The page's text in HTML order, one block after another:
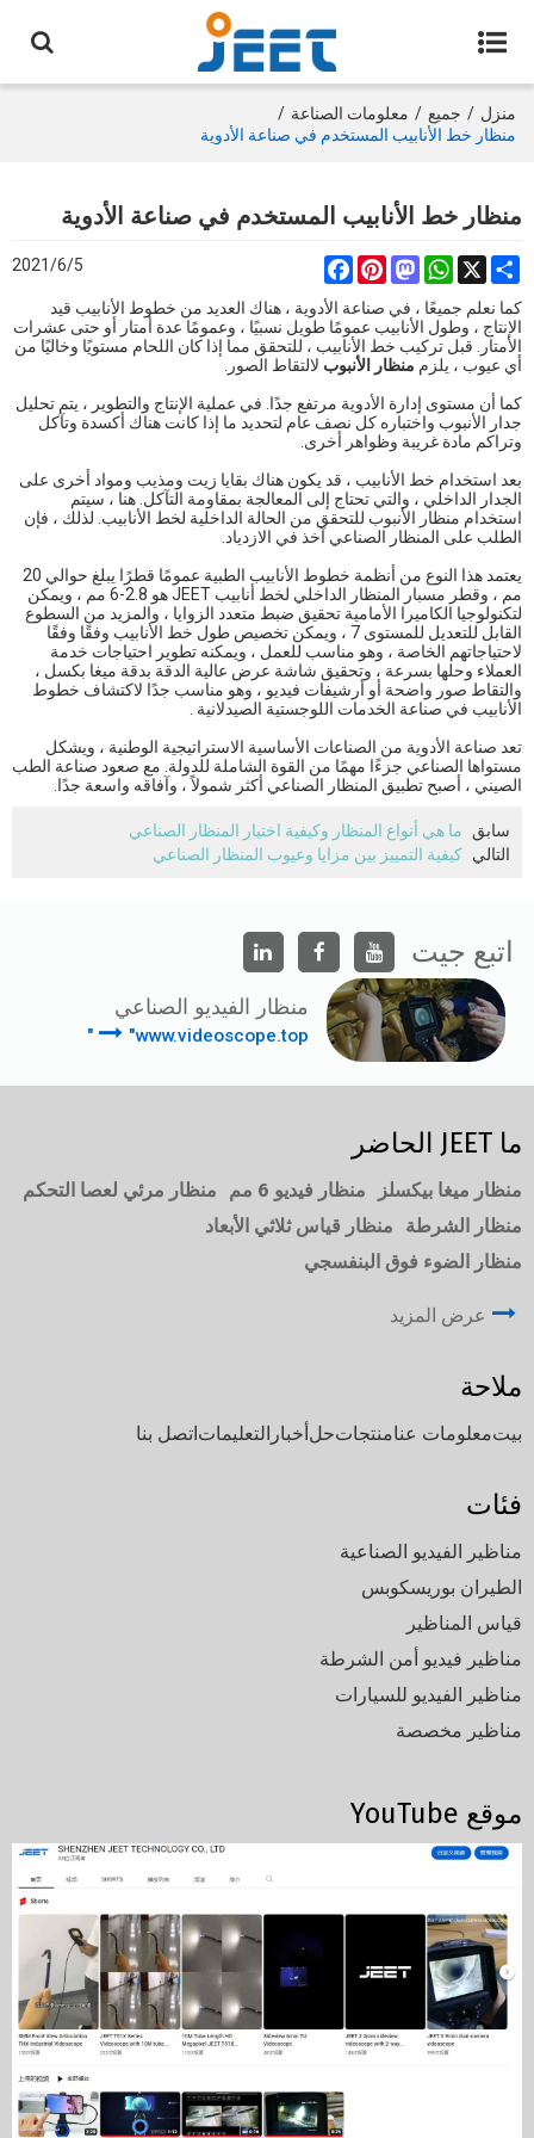
منزل / جميع / معلومات الصناعة /
منظار خط الأنابيب المستخدم في صناعة الأدوية
منظار خط الأنابيب المستخدم في صناعة الأدوية
Share
FacebookPinterest
Mastodon
WhatsApp X
2021/6/5
كما نعلم جميعًا ، في صناعة الأدوية ، هناك العديد من خطوط الأنابيب قيد
الإنتاج ، وطول الأنابيب عمومًا طويل نسبيًا ، وعمومًا عدة أمتار أو حتى عشرات
الأمتار. قبل تركيب خط الأنابيب ، للتحقق مما إذا كان اللحام مستويًا وخاليًا من
أي عيوب ، يلزم منظار الأنبوب لالتقاط الصور.
كما أن مستوى إدارة الأدوية مرتفع جدًا. في عملية الإنتاج والتطوير ، يتم تحليل
جدار الأنبوب واختباره كل نصف عام لتحديد ما إذا كانت هناك أكسدة وتآكل
وتراكم مادة غريبة وظواهر أخرى.
بعد استخدام خط الأنابيب ، قد يكون هناك بقايا زيت ومذيب ومواد أخرى على
الجدار الداخلي ، والتي تحتاج إلى المعالجة بمقاومة التآكل. هنا ، سيتم
استخدام منظار الأنبوب للتحقق من الحالة الداخلية لخط الأنابيب. لذلك ، فإن
الطلب على المنظار الصناعي آخذ في الازدياد.
يعتمد هذا النوع من أنظمة خطوط الأنابيب الطبية عمومًا قطرًا يبلغ حوالي 20
مم ، وقطر مسبار المنظار الداخلي لخط أنابيب JEET
هو 2.8-6 مم ، ويمكن
لتكنولوجيا الكاميرا الأمامية تحقيق ضبط متعدد الزوايا ، والمزيد من السطوع
القابل للتعديل للمستوى 7 ، ويمكن تخصيص طول خط الأنابيب وفقًا وفقًا
لاحتياجاتهم الخاصة ، وهو مناسب للعمل ، ويمكنه تطوير احتياجات خدمة
العملاء وحلها بسرعة ، وتحقيق شاشة عرض عالية الدقة بدقة ميغا بكسل ،
والتقاط صور واضحة أو أرشيفات فيديو ، وهو مناسب جدًا لاكتشاف خطوط
الأنابيب في صناعة الخدمات اللوجستية الصيدلانية .
تعد صناعة الأدوية من الصناعات الأساسية الاستراتيجية الوطنية ، ويشكل
مستواها الصناعي جزءًا مهمًا من القوة الشاملة للدولة. مع صعود صناعة الطب
الصيني ، أصبح تطبيق المنظار الصناعي أكثر شمولاً ، وآفاقه واسعة جدًا.
سابق
ما هي أنواع المنظار وكيفية اختيار المنظار الصناعي
التالي كيفية التمييز بين مزايا وعيوب المنظار الصناعي
اتبع جيت
منظار الفيديو الصناعي
"www.videoscope.top"
ما JEET الحاضر
منظار ميغا بيكسلز منظار فيديو 6 مم
منظار مرئي لعصا التحكم
منظار الشرطة
منظار قياس ثلاثي الأبعاد
منظار الضوء فوق البنفسجي
عرض المزيد
ملاحة
بيتمعلومات عنامنتجاتحلأخبار التعليماتاتصل بنا
فئات
مناظير الفيديو الصناعية
الطيران بوريسكوبس
قياس المناظير
مناظير فيديو أمن الشرطة
مناظير الفيديو للسيارات
مناظير مخصصة
موقع YouTube